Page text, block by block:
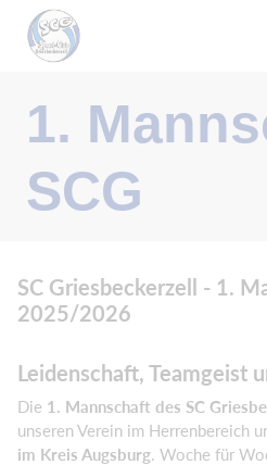
1.
SCG
SC Griesbeckerzell - 1.
2025/2026
Leidenschaft, Teamgeist
Die 1. Mannschaft des SC
unseren Verein im Herrenbereich
im Kreis Augsburg . Woche für